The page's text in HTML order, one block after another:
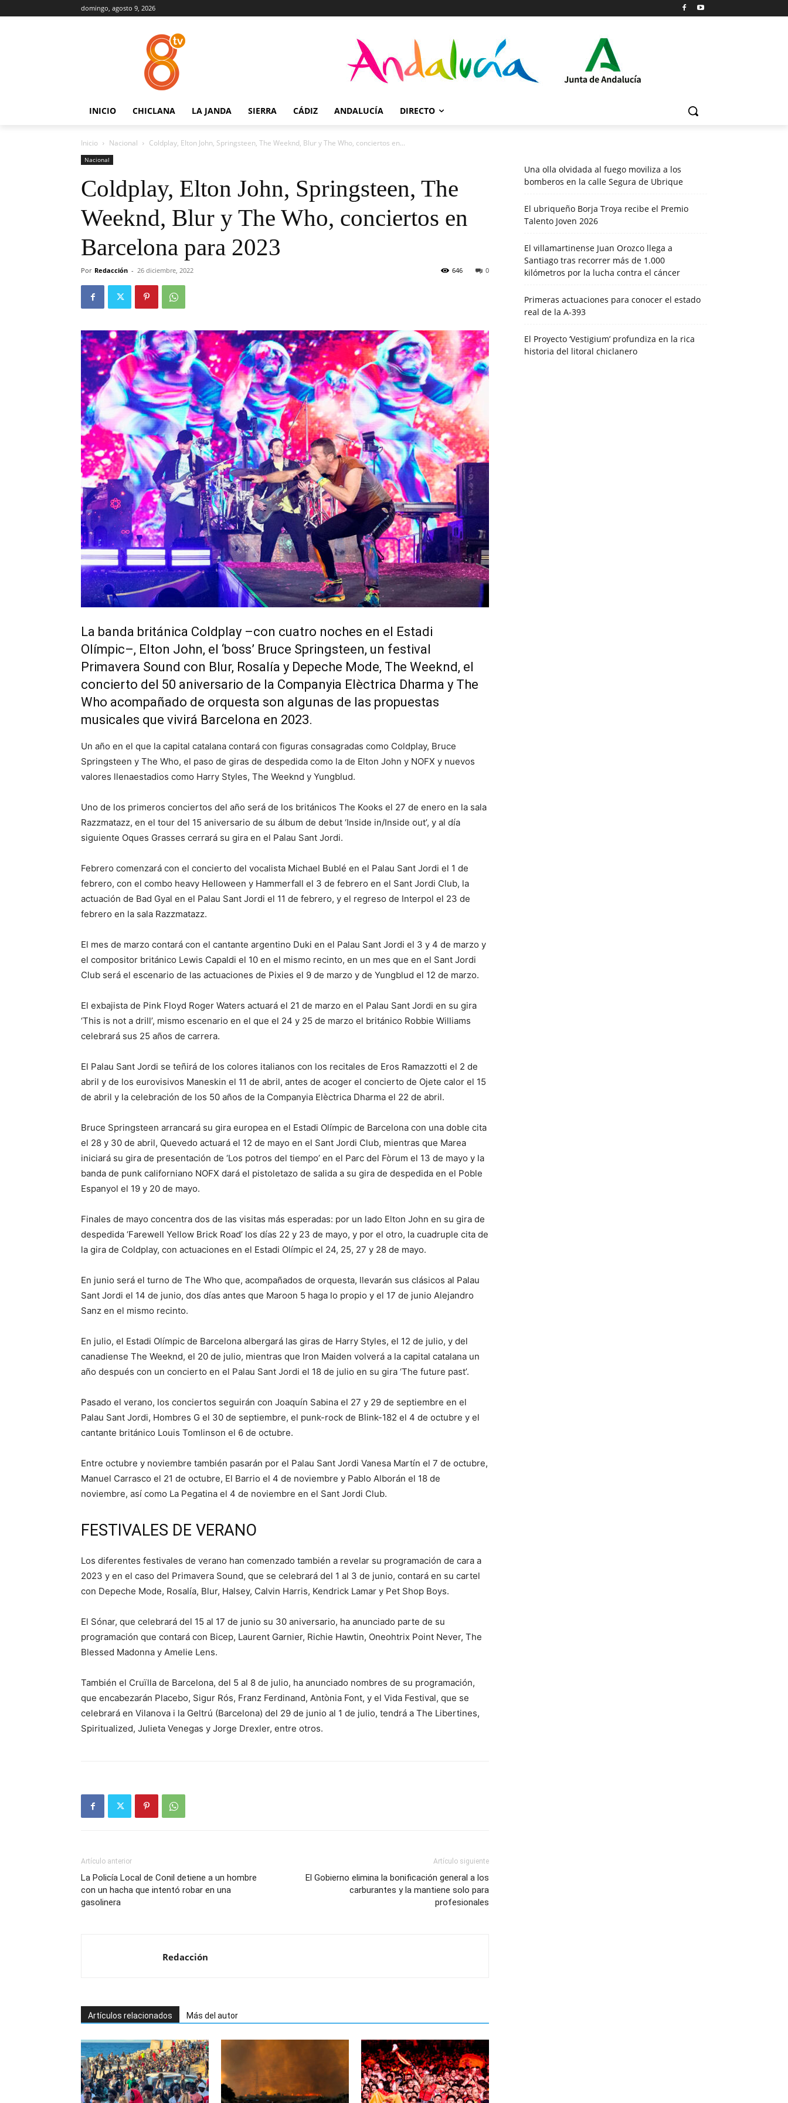
domingo, agosto 9, 2026
INICIO CHICLANA LA JANDA SIERRA CÁDIZ ANDALUCÍA DIRECTO
Inicio Nacional Coldplay, Elton John, Springsteen, The Weeknd, Blur y The Who, conciertos en...
Nacional
Coldplay, Elton John, Springsteen, The
Weeknd, Blur y The Who, conciertos en
Barcelona para 2023
Por Redacción - 26 diciembre, 2022 0
646
La banda británica Coldplay –con cuatro noches en el Estadi
Olímpic–, Elton John, el ‘boss’ Bruce Springsteen, un festival
Primavera Sound con Blur, Rosalía y Depeche Mode, The Weeknd, el
concierto del 50 aniversario de la Companyia Elèctrica Dharma y The
Who acompañado de orquesta son algunas de las propuestas
musicales que vivirá Barcelona en 2023.
Un año en el que la capital catalana contará con figuras consagradas como Coldplay, Bruce
Springsteen y The Who, el paso de giras de despedida como la de Elton John y NOFX y nuevos
valores llenaestadios como Harry Styles, The Weeknd y Yungblud.
Uno de los primeros conciertos del año será de los británicos The Kooks el 27 de enero en la sala
Razzmatazz, en el tour del 15 aniversario de su álbum de debut ‘Inside in/Inside out’, y al día
siguiente Oques Grasses cerrará su gira en el Palau Sant Jordi.
Febrero comenzará con el concierto del vocalista Michael Bublé en el Palau Sant Jordi el 1 de
febrero, con el combo heavy Helloween y Hammerfall el 3 de febrero en el Sant Jordi Club, la
actuación de Bad Gyal en el Palau Sant Jordi el 11 de febrero, y el regreso de Interpol el 23 de
febrero en la sala Razzmatazz.
El mes de marzo contará con el cantante argentino Duki en el Palau Sant Jordi el 3 y 4 de marzo y
el compositor británico Lewis Capaldi el 10 en el mismo recinto, en un mes que en el Sant Jordi
Club será el escenario de las actuaciones de Pixies el 9 de marzo y de Yungblud el 12 de marzo.
El exbajista de Pink Floyd Roger Waters actuará el 21 de marzo en el Palau Sant Jordi en su gira
‘This is not a drill’, mismo escenario en el que el 24 y 25 de marzo el británico Robbie Williams
celebrará sus 25 años de carrera.
El Palau Sant Jordi se teñirá de los colores italianos con los recitales de Eros Ramazzotti el 2 de
abril y de los eurovisivos Maneskin el 11 de abril, antes de acoger el concierto de Ojete calor el 15
de abril y la celebración de los 50 años de la Companyia Elèctrica Dharma el 22 de abril.
Bruce Springsteen arrancará su gira europea en el Estadi Olímpic de Barcelona con una doble cita
el 28 y 30 de abril, Quevedo actuará el 12 de mayo en el Sant Jordi Club, mientras que Marea
iniciará su gira de presentación de ‘Los potros del tiempo’ en el Parc del Fòrum el 13 de mayo y la
banda de punk californiano NOFX dará el pistoletazo de salida a su gira de despedida en el Poble
Espanyol el 19 y 20 de mayo.
Finales de mayo concentra dos de las visitas más esperadas: por un lado Elton John en su gira de
despedida ‘Farewell Yellow Brick Road’ los días 22 y 23 de mayo, y por el otro, la cuadruple cita de
la gira de Coldplay, con actuaciones en el Estadi Olímpic el 24, 25, 27 y 28 de mayo.
En junio será el turno de The Who que, acompañados de orquesta, llevarán sus clásicos al Palau
Sant Jordi el 14 de junio, dos días antes que Maroon 5 haga lo propio y el 17 de junio Alejandro
Sanz en el mismo recinto.
En julio, el Estadi Olímpic de Barcelona albergará las giras de Harry Styles, el 12 de julio, y del
canadiense The Weeknd, el 20 de julio, mientras que Iron Maiden volverá a la capital catalana un
año después con un concierto en el Palau Sant Jordi el 18 de julio en su gira ‘The future past’.
Pasado el verano, los conciertos seguirán con Joaquín Sabina el 27 y 29 de septiembre en el
Palau Sant Jordi, Hombres G el 30 de septiembre, el punk-rock de Blink-182 el 4 de octubre y el
cantante británico Louis Tomlinson el 6 de octubre.
Entre octubre y noviembre también pasarán por el Palau Sant Jordi Vanesa Martín el 7 de octubre,
Manuel Carrasco el 21 de octubre, El Barrio el 4 de noviembre y Pablo Alborán el 18 de
noviembre, así como La Pegatina el 4 de noviembre en el Sant Jordi Club.
FESTIVALES DE VERANO
Los diferentes festivales de verano han comenzado también a revelar su programación de cara a
2023 y en el caso del Primavera Sound, que se celebrará del 1 al 3 de junio, contará en su cartel
con Depeche Mode, Rosalía, Blur, Halsey, Calvin Harris, Kendrick Lamar y Pet Shop Boys.
El Sónar, que celebrará del 15 al 17 de junio su 30 aniversario, ha anunciado parte de su
programación que contará con Bicep, Laurent Garnier, Richie Hawtin, Oneohtrix Point Never, The
Blessed Madonna y Amelie Lens.
También el Cruïlla de Barcelona, del 5 al 8 de julio, ha anunciado nombres de su programación,
que encabezarán Placebo, Sigur Rós, Franz Ferdinand, Antònia Font, y el Vida Festival, que se
celebrará en Vilanova i la Geltrú (Barcelona) del 29 de junio al 1 de julio, tendrá a The Libertines,
Spiritualized, Julieta Venegas y Jorge Drexler, entre otros.
Artículo anterior
La Policía Local de Conil detiene a un hombre
con un hacha que intentó robar en una
gasolinera
Artículo siguiente
El Gobierno elimina la bonificación general a los
carburantes y la mantiene solo para
profesionales
Redacción
Artículos relacionados Más del autor
Una olla olvidada al fuego moviliza a los
bomberos en la calle Segura de Ubrique
El ubriqueño Borja Troya recibe el Premio
Talento Joven 2026
El villamartinense Juan Orozco llega a
Santiago tras recorrer más de 1.000
kilómetros por la lucha contra el cáncer
Primeras actuaciones para conocer el estado
real de la A-393
El Proyecto ‘Vestigium’ profundiza en la rica
historia del litoral chiclanero